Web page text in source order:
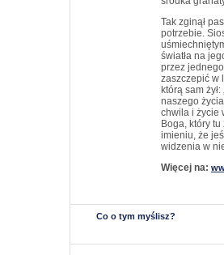
Tak zginął
potrzebie.
światła na
przez
zaszczepić w
którą sam
naszego
chwila i życie
Boga, który
imieniu, że
widzenia w
Więcej na:
Co o tym myślisz?